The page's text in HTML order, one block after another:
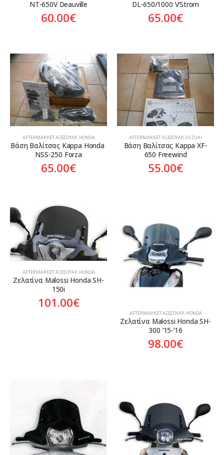
NT-650V Deauville
60.00€
DL-650/1000 V’Strom
65.00€
AFTERMARKET ΑΞΕΣΟΥΆΡ, HONDA
Βάση Βαλίτσας Kappa Honda
NSS-250 Forza
65.00€
AFTERMARKET ΑΞΕΣΟΥΆΡ,SUZUKI
Βάση Βαλίτσας Kappa XF-
650 Freewind
55.00€
AFTERMARKET ΑΞΕΣΟΥΆΡ, HONDA
Ζελατίνα Malossi Honda SH-
150i
101.00€
AFTERMARKET ΑΞΕΣΟΥΆΡ, HONDA
Ζελατίνα Malossi Honda SH-
300 ’15-’16
98.00€